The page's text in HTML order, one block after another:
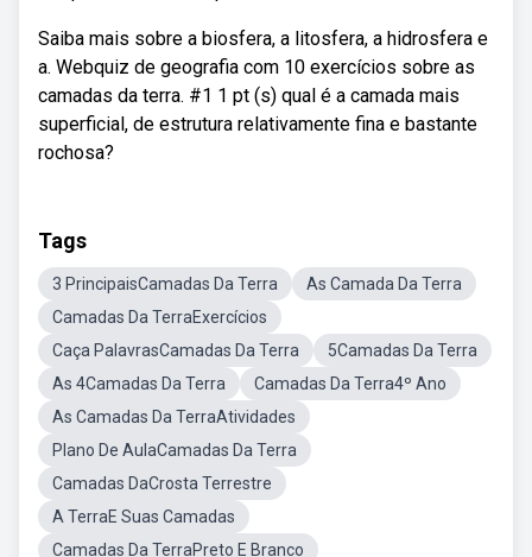
Saiba mais sobre a biosfera, a litosfera, a hidrosfera e
a. Webquiz de geografia com 10 exercícios sobre as
camadas da terra. #1 1 pt (s) qual é a camada mais
superficial, de estrutura relativamente fina e bastante
rochosa?
Tags
3 PrincipaisCamadas Da Terra
As Camada Da Terra
Camadas Da TerraExercícios
Caça PalavrasCamadas Da Terra
5Camadas Da Terra
As 4Camadas Da Terra
Camadas Da Terra4º Ano
As Camadas Da TerraAtividades
Plano De AulaCamadas Da Terra
Camadas DaCrosta Terrestre
A TerraE Suas Camadas
Camadas Da TerraPreto E Branco